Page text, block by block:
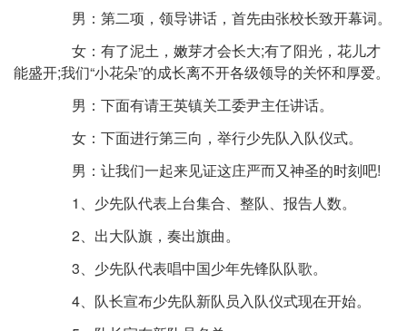
男：第二项，领导讲话，首先由张校长致开幕词。
女：有了泥土，嫩芽才会长大;有了阳光，花儿才
能盛开;我们“小花朵”的成长离不开各级领导的关怀和厚爱。
男：下面有请王英镇关工委尹主任讲话。
女：下面进行第三向，举行少先队入队仪式。
男：让我们一起来见证这庄严而又神圣的时刻吧!
1、少先队代表上台集合、整队、报告人数。
2、出大队旗，奏出旗曲。
3、少先队代表唱中国少年先锋队队歌。
4、队长宣布少先队新队员入队仪式现在开始。